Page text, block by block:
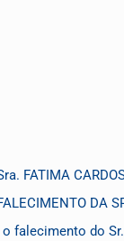
FATIMA
DA
falecimento do Sr.